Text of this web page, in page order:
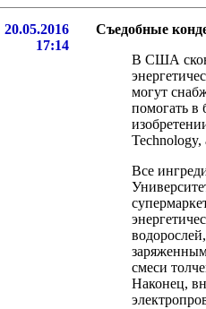
20.05.2016
17:14
Съедобные
В США
могут
помогать в
Technology,
Все
смеси
Наконец,